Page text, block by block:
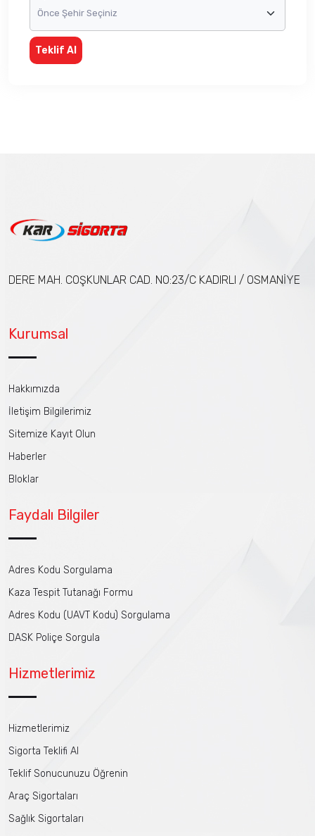
Teklif Al
DERE MAH. COŞKUNLAR CAD. NO:23/C KADIRLI / OSMANİYE
Kurumsal
Hakkımızda
İletişim Bilgilerimiz
Sitemize Kayıt Olun
Haberler
Bloklar
Faydalı Bilgiler
Adres Kodu Sorgulama
Kaza Tespit Tutanağı Formu
Adres Kodu (UAVT Kodu) Sorgulama
DASK Poliçe Sorgula
Hizmetlerimiz
Hizmetlerimiz
Sigorta Teklifi Al
Teklif Sonucunuzu Öğrenin
Araç Sigortaları
Sağlık Sigortaları